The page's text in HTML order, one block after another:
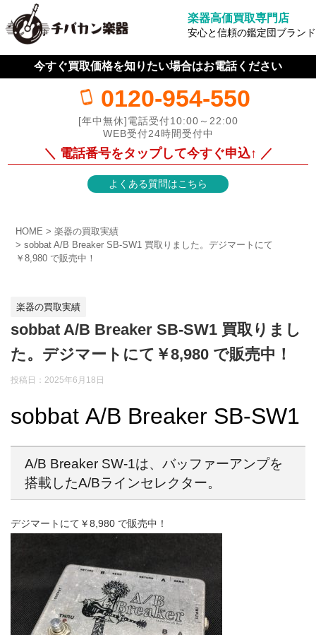
楽器高価買取専門店
安心と信頼の鑑定団ブランド
今すぐ買取価格を知りたい場合はお電話ください
0120-954-550
[年中無休]電話受付10:00～22:00
WEB受付24時間受付中
＼ 電話番号をタップして今すぐ申込↑ ／
よくある質問はこちら
HOME
楽器の買取実績
sobbat A/B Breaker SB-SW1 買取りました。デジマートにて
￥8,980 で販売中！
楽器の買取実績
sobbat A/B Breaker SB-SW1 買取りまし
た。デジマートにて￥8,980 で販売中！
投稿日： 2025年6月18日
sobbat A/B Breaker SB-SW1
A/B Breaker SW-1は、バッファーアンプを
搭載したA/Bラインセレクター。
デジマートにて￥8,980 で販売中！